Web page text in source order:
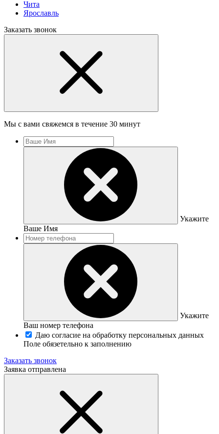
Чита
Ярославль
Заказать звонок
Мы с вами свяжемся в течение 30 минут
Укажите
Ваше Имя
Укажите
Ваш номер телефона
Даю согласие на обработку персональных данных
Поле обязетельно к заполнению
Заказать звонок
Заявка отправлена